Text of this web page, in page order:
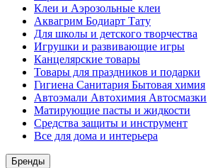
Клеи и Аэрозольные клеи
Аквагрим Бодиарт Тату
Для школы и детского творчества
Игрушки и развивающие игры
Канцелярские товары
Товары для праздников и подарки
Гигиена Санитария Бытовая химия
Автоэмали Автохимия Автосмазки
Матирующие пасты и жидкости
Средства защиты и инструмент
Все для дома и интерьера
Бренды